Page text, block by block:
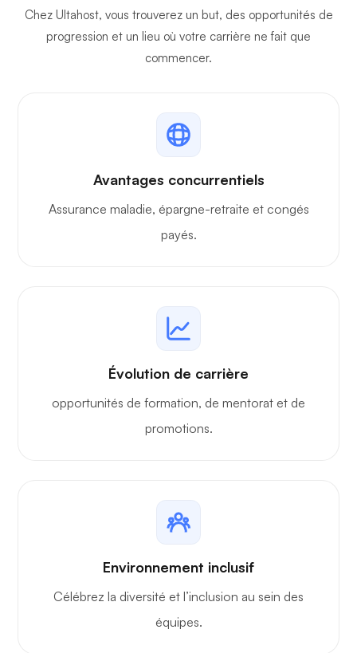
Chez Ultahost, vous trouverez un but, des opportunités de
progression et un lieu où votre carrière ne fait que
commencer.
Avantages concurrentiels
Assurance maladie, épargne-retraite et congés
payés.
Évolution de carrière
opportunités de formation, de mentorat et de
promotions.
Environnement inclusif
Célébrez la diversité et l’inclusion au sein des
équipes.